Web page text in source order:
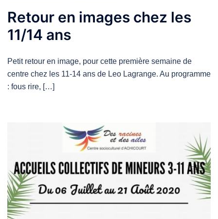
Retour en images chez les
11/14 ans
Petit retour en image, pour cette première semaine de
centre chez les 11-14 ans de Leo Lagrange. Au programme
: fous rire, […]